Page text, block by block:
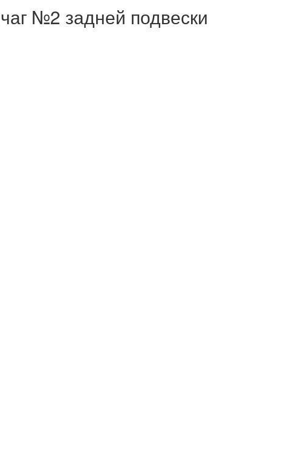
№2 задней подвески